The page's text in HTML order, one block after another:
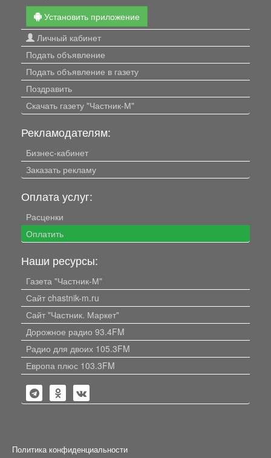
Установить приложение
Личный кабинет
Подать объявление
Подать объявление в газету
Поздравить
Скачать газету "Частник-М"
Рекламодателям:
Бизнес-кабинет
Заказать рекламу
Оплата услуг:
Расценки
Оплатить
Наши ресурсы:
Газета "Частник-М"
Сайт chastnik-m.ru
Сайт "Частник. Маркет"
Дорожное радио 93.4FM
Радио для двоих 105.3FM
Европа плюс 103.3FM
Политика конфиденциальности